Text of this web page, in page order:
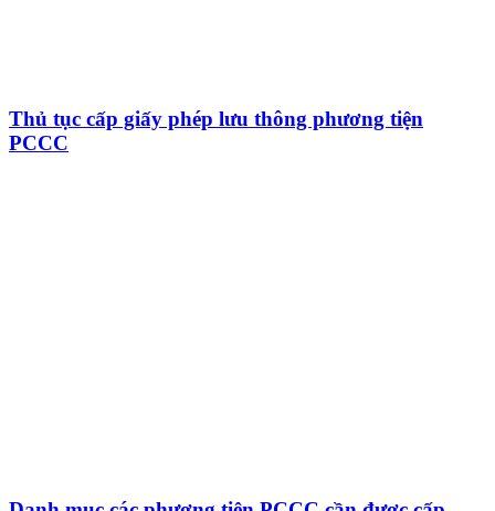
Thủ tục cấp giấy phép lưu thông phương tiện
PCCC